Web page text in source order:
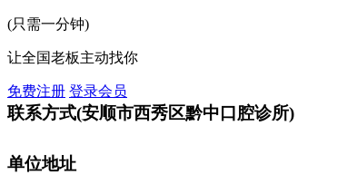
(只需一分钟)
让全国老板主动找你
免费注册 登录会员
联系方式(安顺市西秀区黔中口腔诊所)
单位地址